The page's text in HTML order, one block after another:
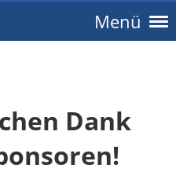
Menü
Dank